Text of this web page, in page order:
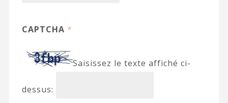
CAPTCHA *
Saisissez le texte affiché ci-
dessus: